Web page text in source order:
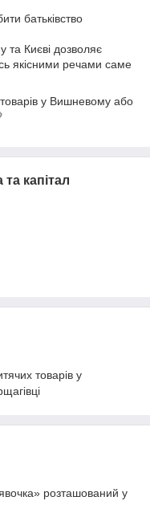
батьківство
та Києві дозволяє
якісними речами саме
у Вишневому або
капітал
товарів у
розташований у